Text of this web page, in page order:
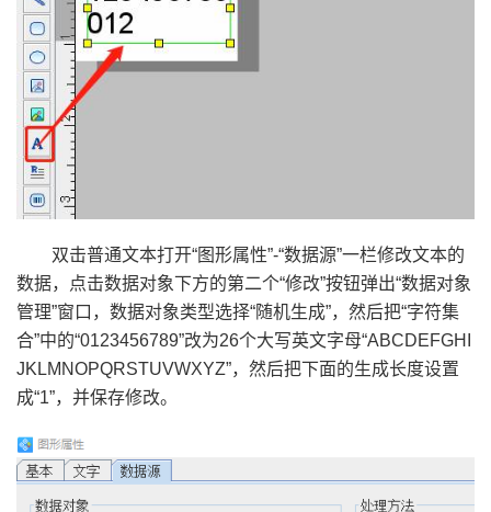
双击普通文本打开“图形属性”-“数据源”一栏修改文本的
数据，点击数据对象下方的第二个“修改”按钮弹出“数据对象
管理”窗口，数据对象类型选择“随机生成”，然后把“字符集
合”中的“0123456789”改为26个大写英文字母“ABCDEFGHI
JKLMNOPQRSTUVWXYZ”，然后把下面的生成长度设置
成“1”，并保存修改。